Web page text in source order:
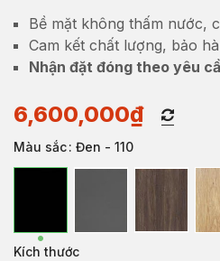
Bề mặt không thấm nước,
Cam kết chất lượng, bảo
Nhận đặt đóng theo yêu
6,600,000₫
Màu sắc: Đen - 110
Kích thước